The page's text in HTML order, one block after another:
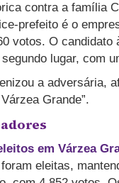
contra a família
prefeito é o
votos. O candidato
lugar, com
a adversária,
Grande”.
em Várzea
eleitas,